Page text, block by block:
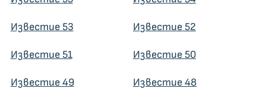
Известие 53 Известие 52
Известие 51 Известие 50
Известие 49 Известие 48